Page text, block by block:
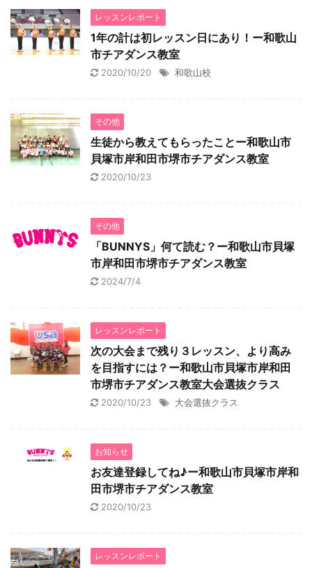
レッスンレポート
1年の計は初レッスン日にあり！ー和歌山
市チアダンス教室
2020/10/20 和歌山校
その他
生徒から教えてもらったことー和歌山市
貝塚市岸和田市堺市チアダンス教室
2020/10/23
その他
「BUNNYS」何て読む？ー和歌山市貝塚
市岸和田市堺市チアダンス教室
2024/7/4
レッスンレポート
次の大会まで残り３レッスン、より高み
を目指すには？ー和歌山市貝塚市岸和田
市堺市チアダンス教室大会選抜クラス
2020/10/23 大会選抜クラス
お知らせ
お友達登録してね♪ー和歌山市貝塚市岸和
田市堺市チアダンス教室
2020/10/23
レッスンレポート